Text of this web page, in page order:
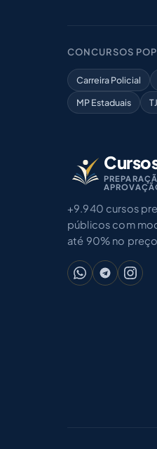
CONCURSOS
Carreira Policial
MP Estaduais
+9.940 cursos
públicos com
até 90% no